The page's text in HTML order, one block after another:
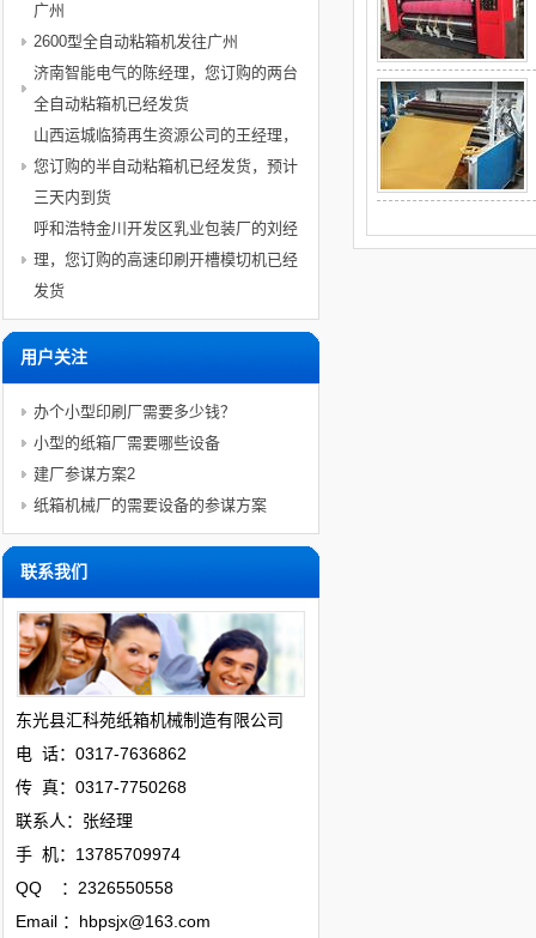
广州
2600型全自动粘箱机发往广州
济南智能电气的陈经理，您订购的两台
全自动粘箱机已经发货
山西运城临猗再生资源公司的王经理，
您订购的半自动粘箱机已经发货，预计
三天内到货
呼和浩特金川开发区乳业包装厂的刘经
理，您订购的高速印刷开槽模切机已经
发货
用户关注
办个小型印刷厂需要多少钱？
小型的纸箱厂需要哪些设备
建厂参谋方案2
纸箱机械厂的需要设备的参谋方案
联系我们
东光县汇科苑纸箱机械制造有限公司
电 话：0317-7636862
传 真：0317-7750268
联系人：张经理
手 机：13785709974
QQ ：2326550558
Email ：hbpsjx@163.com